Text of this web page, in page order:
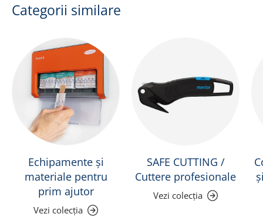
Categorii similare
Echipamente și
materiale pentru
prim ajutor
Vezi colecția
SAFE CUTTING /
Cuttere profesionale
Vezi colecția